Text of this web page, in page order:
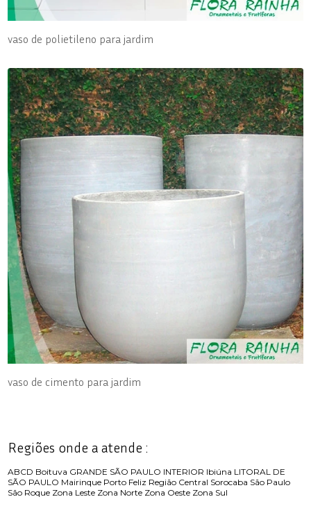
vaso de polietileno para jardim
vaso de cimento para jardim
Regiões onde a atende :
ABCD Boituva GRANDE SÃO PAULO INTERIOR Ibiúna LITORAL DE
SÃO PAULO Mairinque Porto Feliz Região Central Sorocaba São Paulo
São Roque Zona Leste Zona Norte Zona Oeste Zona Sul